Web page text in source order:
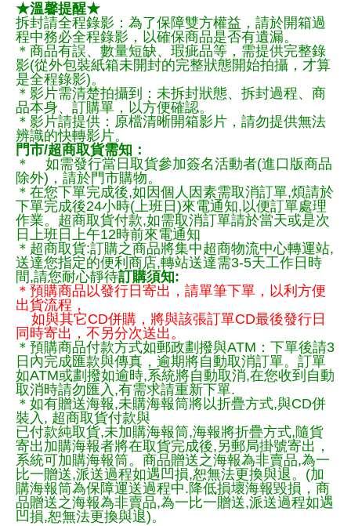
★溫馨提醒★
拆封請全程錄影：為了保障雙方權益，請於開箱過
程中務必全程錄影，以確保商品是否有遺漏。
＊商品有誤、數量短缺、瑕疵品等，需提供完整錄
影(從外包裝紙箱未開封的完整狀態開始拍攝，才算
是全程錄影)。
＊影片需清楚拍攝到：未拆封狀態、拆封過程、商
品本身、訂購單，以方便確認。
＊影片請提供：原檔清晰開箱影片，請勿提供無法
辨識的快轉影片。
門市/超商取貨需知：
＊ 如需發行當日取貨參加簽名活動者(進口版商品
除外)，請於門市購物。
＊在您下單完成後,如因個人因素需取消訂單,煩請於
下單完成後24小時(上班日)來電通知,以便訂單處理
作業。超商取貨付款,如需取消訂單請於當天或是次
日上班日上午12時前來電通知
＊超商取貨:訂購之商品將集中超商物流中心轉運站,
送達您指定的便利商店,轉站送達需3-5天工作日時
間,請您耐心靜待訂購須知:
＊預購商品以發行日寄出，請單筆下單，以利方便
出貨流程，
如與其它CD併購，將與該張訂單CD最後發行日
同時寄出，不另分次送出。
＊預購商品付款方式如郵政劃撥與ATM：下單後請3
日內完成匯款與傳真，逾期將自動取消訂單。訂單
如ATM或劃撥如逾時,系統將自動取消,在您收到自動
取消時請勿匯入,有需求請重新下單.
＊如有贈送海報,未購海報筒將以折疊方式,與CD併
裝入, 超商取貨付款與
已付款純取貨,未加購海報筒,海報將折疊方式,隨貨
寄出加購海報者將在取貨完成後,另郵局掛號寄出，
系統可加購海報筒。商品贈送之海報為非賣品,為一
比一贈送,派送過程如遇凹損,恕無法更換與退。(加
購海報筒為保障運送過程中.降低損壞海報毀損，商
品贈送之海報為非賣品,為一比一贈送,派送過程如遇
凹損,恕無法更換與退)。